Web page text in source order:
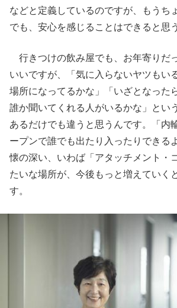
などと定義しているのですが、もうち
でも、安心を感じることはできると思
行きつけの飲み屋でも、お年寄りだ
いいですが、「気に入らないヤツもい
場所になってるかな」「いざとなった
誰か聞いてくれる人がいるかな」とい
あるだけでも違うと思うんです。「内
ープンで誰でも出たり入ったりできる
懐の深い、いわば「アタッチメント・
たいな場所が、今後もっと増えていく
す。